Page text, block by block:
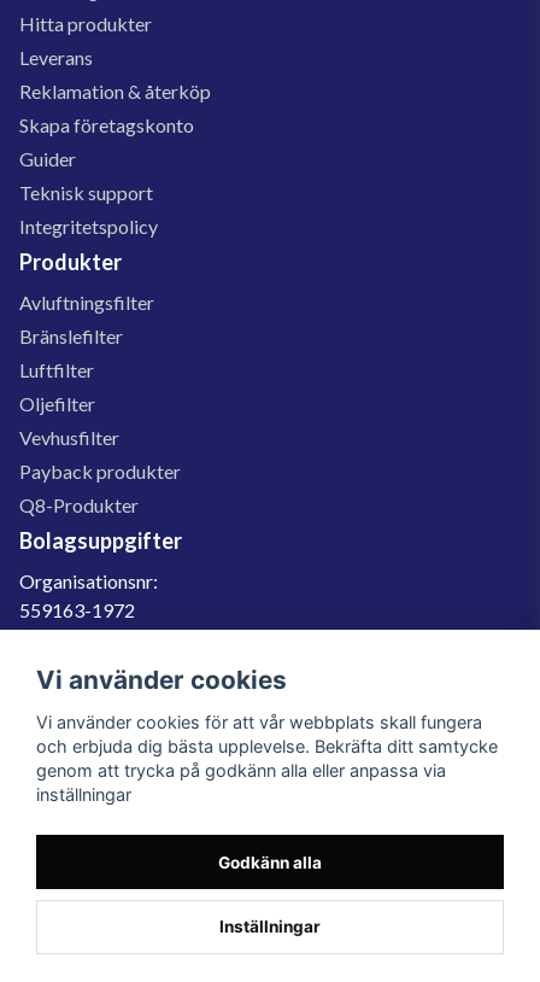
Hitta produkter
Leverans
Reklamation & återköp
Skapa företagskonto
Guider
Teknisk support
Integritetspolicy
Produkter
Avluftningsfilter
Bränslefilter
Luftfilter
Oljefilter
Vevhusfilter
Payback produkter
Q8-Produkter
Bolagsuppgifter
Organisationsnr:
559163-1972
SE559163197201
060-566 800
info@filter.se
559163-1972
© 2023 Filter.se, All rights reserved.
Vi använder cookies
Vi använder cookies för att vår webbplats skall fungera
och erbjuda dig bästa upplevelse. Bekräfta ditt samtycke
genom att trycka på godkänn alla eller anpassa via
inställningar
Godkänn alla
Inställningar